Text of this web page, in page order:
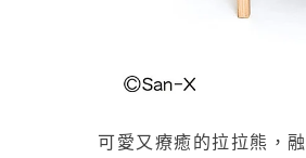
可愛又療癒的拉拉熊，